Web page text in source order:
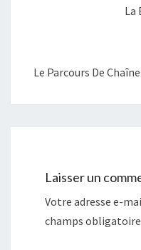
La
Le Parcours De
Laisser un
Votre adresse e-
champs